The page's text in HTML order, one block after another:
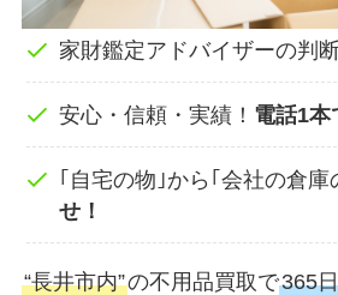
家財鑑定アドバイザーの判
安心・信頼・実績！ 電話1本
｢自宅の物｣から｢会社の倉庫
せ！
“長井市内”の不用品買取で365日